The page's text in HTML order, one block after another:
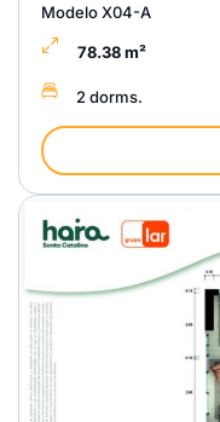
Modelo X04-A
78.38 m²
2 dorms.